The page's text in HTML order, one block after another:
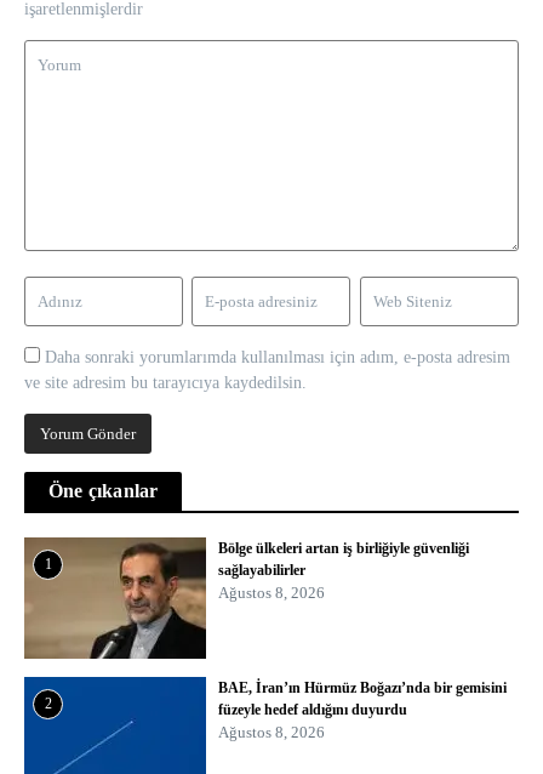
işaretlenmişlerdir
Daha sonraki yorumlarımda kullanılması için adım, e-posta adresim
ve site adresim bu tarayıcıya kaydedilsin.
Öne çıkanlar
1
Bölge ülkeleri artan iş birliğiyle güvenliği
sağlayabilirler
Ağustos 8, 2026
2
BAE, İran’ın Hürmüz Boğazı’nda bir gemisini
füzeyle hedef aldığını duyurdu
Ağustos 8, 2026